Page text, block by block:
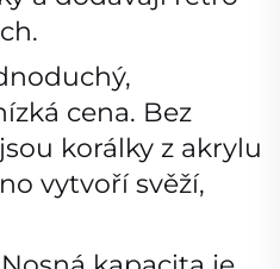
cena. Bez
korálky z akrylu
vytvoří svěží,